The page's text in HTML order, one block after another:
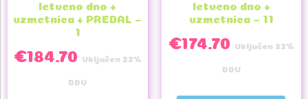
letveno dno +
vzmetnica + PREDAL –
1
€184.70 Vključen 22%
DDV
letveno dno +
vzmetnica – 11
€174.70 Vključen 22%
DDV